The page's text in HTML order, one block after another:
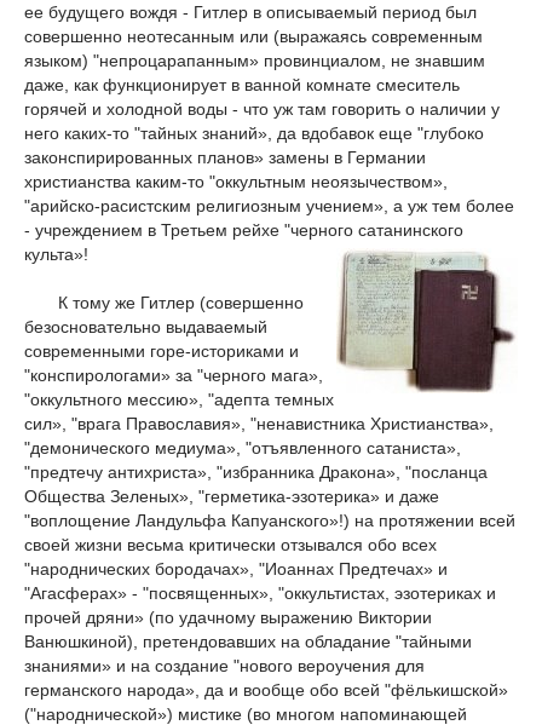
ее будущего вождя - Гитлер в описываемый период был
совершенно неотесанным или (выражаясь современным
языком) "непроцарапанным» провинциалом, не знавшим
даже, как функционирует в ванной комнате смеситель
горячей и холодной воды - что уж там говорить о наличии у
него каких-то "тайных знаний», да вдобавок еще "глубоко
законспирированных планов» замены в Германии
христианства каким-то "оккультным неоязычеством»,
"арийско-расистским религиозным учением», а уж тем более
- учреждением в Третьем рейхе "черного сатанинского
культа»!
К тому же Гитлер (совершенно
безосновательно выдаваемый
современными горе-историками и
"конспирологами» за "черного мага»,
"оккультного мессию», "адепта темных
сил», "врага Православия», "ненавистника Христианства»,
"демонического медиума», "отъявленного сатаниста»,
"предтечу антихриста», "избранника Дракона», "посланца
Общества Зеленых», "герметика-эзотерика» и даже
"воплощение Ландульфа Капуанского»!) на протяжении всей
своей жизни весьма критически отзывался обо всех
"народнических бородачах», "Иоаннах Предтечах» и
"Агасферах» - "посвященных», "оккультистах, эзотериках и
прочей дряни» (по удачному выражению Виктории
Ванюшкиной), претендовавших на обладание "тайными
знаниями» и на создание "нового вероучения для
германского народа», да и вообще обо всей "фёлькишской»
("народнической») мистике (во многом напоминающей